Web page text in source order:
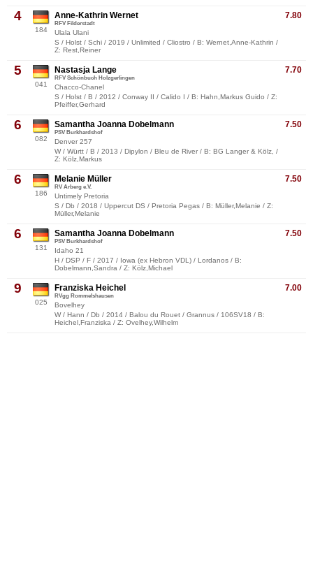
4
184
7.80
Anne-Kathrin Wernet
RFV Filderstadt
Ulala Ulani
S / Holst / Schi / 2019 / Unlimited / Cliostro / B: Wernet,Anne-Kathrin /
Z: Rest,Reiner
5
041
7.70
Nastasja Lange
RFV Schönbuch Holzgerlingen
Chacco-Chanel
S / Holst / B / 2012 / Conway II / Calido I / B: Hahn,Markus Guido / Z:
Pfeiffer,Gerhard
6
082
7.50
Samantha Joanna Dobelmann
PSV Burkhardshof
Denver 257
W / Württ / B / 2013 / Dipylon / Bleu de River / B: BG Langer & Kölz, /
Z: Kölz,Markus
6
186
7.50
Melanie Müller
RV Arberg e.V.
Untimely Pretoria
S / Db / 2018 / Uppercut DS / Pretoria Pegas / B: Müller,Melanie / Z:
Müller,Melanie
6
131
7.50
Samantha Joanna Dobelmann
PSV Burkhardshof
Idaho 21
H / DSP / F / 2017 / Iowa (ex Hebron VDL) / Lordanos / B:
Dobelmann,Sandra / Z: Kölz,Michael
9
025
7.00
Franziska Heichel
RVgg Rommelshausen
Bovelhey
W / Hann / Db / 2014 / Balou du Rouet / Grannus / 106SV18 / B:
Heichel,Franziska / Z: Ovelhey,Wilhelm